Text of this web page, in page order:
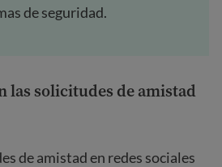
de seguridad.
las solicitudes de amistad
de amistad en redes sociales